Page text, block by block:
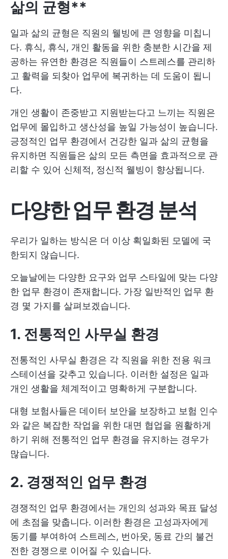
삶의 균형**
일과 삶의 균형은 직원의 웰빙에 큰 영향을 미칩니
다. 휴식, 휴식, 개인 활동을 위한 충분한 시간을 제
공하는 유연한 환경은 직원들이 스트레스를 관리하
고 활력을 되찾아 업무에 복귀하는 데 도움이 됩니
다.
개인 생활이 존중받고 지원받는다고 느끼는 직원은
업무에 몰입하고 생산성을 높일 가능성이 높습니다.
긍정적인 업무 환경에서 건강한 일과 삶의 균형을
유지하면 직원들은 삶의 모든 측면을 효과적으로 관
리할 수 있어 신체적, 정신적 웰빙이 향상됩니다.
다양한 업무 환경 분석
우리가 일하는 방식은 더 이상 획일화된 모델에 국
한되지 않습니다.
오늘날에는 다양한 요구와 업무 스타일에 맞는 다양
한 업무 환경이 존재합니다. 가장 일반적인 업무 환
경 몇 가지를 살펴보겠습니다.
1. 전통적인 사무실 환경
전통적인 사무실 환경은 각 직원을 위한 전용 워크
스테이션을 갖추고 있습니다. 이러한 설정은 일과
개인 생활을 체계적이고 명확하게 구분합니다.
대형 보험사들은 데이터 보안을 보장하고 보험 인수
와 같은 복잡한 작업을 위한 대면 협업을 원활하게
하기 위해 전통적인 업무 환경을 유지하는 경우가
많습니다.
2. 경쟁적인 업무 환경
경쟁적인 업무 환경에서는 개인의 성과와 목표 달성
에 초점을 맞춥니다. 이러한 환경은 고성과자에게
동기를 부여하여 스트레스, 번아웃, 동료 간의 불건
전한 경쟁으로 이어질 수 있습니다.